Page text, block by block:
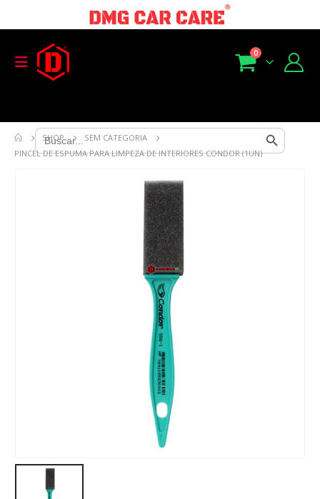
Search
for:
Search Button
0
SHOP
SEM CATEGORIA
PINCEL DE ESPUMA PARA LIMPEZA DE INTERIORES CONDOR (1UN)